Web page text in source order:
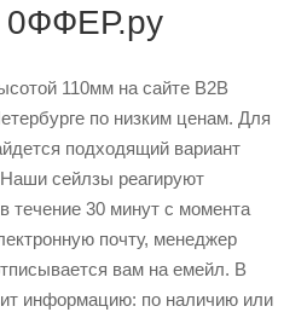
0ФФЕР.ру
110мм на сайте B2B
по низким ценам. Для
подходящий вариант
сейлзы реагируют
течение 30 минут с момента
почту, менеджер
вам на емейл. В
информацию: по наличию или